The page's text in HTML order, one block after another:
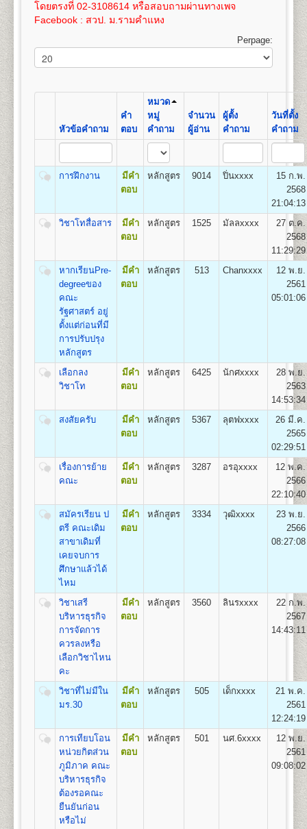
เปิดสอน สาขาภูมิศาสตร์
คณะวิทยาศาสตร์
วิทยาศาสตรบัณฑิต (วท.บ.) Bachelor of
Science (B.S.in…………….)
เปิดสอน14สาขาวิชาคณิตศาสตร์ สถิติศาสตร์ เคมี
ฟิสิกส์ ชีววิทยา วิทยาการคอมพิวเตอร์ การวิจัยดำเนิน
งาน เทคโนโลยีวัสดุ เทคโนโลยีอาหาร เทคโนโลยี
อิเล็กทรอนิกส์ เทคโนโลยีชีวภาพ วิทยาศาสตร์สิ่ง
แวดล้อม เทคโนโลยีการเกษตร และเทคโนโลยี
126 หน่วยกิต
ชื่อปริญญารัฐศาสตรบัณฑิต (ร.บ.) Bachelor of Political
Science (B.Pol.Sc.)
เปิดสอน3กลุ่มวิชาเอก
กลุ่มวิชาเอกการปกครอง (Plan A),
2. กลุ่มวิชาเอกความสัมพันธ์ระหว่างประเทศ (Plan B)
3. และกลุ่มวิชาเอกการบริหารรัฐกิจ (Plan C)
คณะเศรษฐศาสตร์
หน่วยกิต
เศรษฐศาสตรบัณฑิต (ศ.บ.) Bachelor of
เปิดสอน6สาขาเศรษฐศาสตร์ทฤษฎีและเชิงปริมาณ
เศรษฐศาสตร์ธุรกิจและอุตสาหกรรม เศรษฐศาสตร์การ
เงินและการบริหารความเสี่ยง เศรษฐศาสตร์การคลังและ
และเศรษฐศาสตร์การเกษตร
คณะสื่อสารมวลชน
เปิดสอนระดับปริญญาตรี
หน่วยกิต
ชื่อปริญญา ศิลปศาสตรบัณฑิต (สื่อสารมวลชน) ศศ.บ.
(สื่อสารมวลชน) Bachelor of Arts (Mass
Communication) B.A. (Mass Communication)
เปิดสอน1สาขาวิชา
คณะพัฒนาทรัพยากรมนุษย์
หน่วยกิต
ชื่อปริญญา
ศิลปศาสตรบัณฑิต(การพัฒนาทรัพยากร
มนุษย์) ศ.ศ.บ.(การพัฒนาทรัพยากรมนุษย์) Bachelor of
Arts (Human Resourse Development) B.A. (Human
Resourse Development)
เปิดสอน
มนุษย์
100
16 400 800 1,200
3,625
100 3,650
800 1,200
100
1,000 100
3,675
20 500 800 1,200 1,000 100
3,700
21 525 800 1,200
100
1,000 100
3,725
800
3,750
เอกสารตามข้อ ๕-๖ แทรกอยู่ในระเบียบการฯ
(ม.ร.๑) ให้ผู้สมัครกรอกและระบายให้ครบถ้วน เอกสาร
ตามข้อ ๑-๔ ให้ถ่ายเอกสารขนาด A4 หรือถ่ายขนาด
21.5 x 35.3 ซม. เท่านั้น
ขั้นตอนการสมัครรายกระบวนวิชา (PRE-
DEGREE) ด้วยตนเอง
สถานที่รับสมัครอาคารหอประชุมพ่อขุนรามคำ แหง
รายละเอียดแต่ละขั้นตอน๑. ใบสมัครและขึ้นทะ
เบียนฯ (ม.ร.๒) ผู้เข้าศึกษาเป็นรายกระบวนวิชา (PRE -
๒. สำเนาวุฒิบัตรจบระดับ
ชั้นมัธยมศึกษาตอนต้น (ม.๓) ขึ้นไป จำนวน ๒ ฉบับ
(ไม่ให้ใช้สำเนาสมุดพก
๓. สำเนาทะเบียนบ้าน
จำนวน ๒ ฉบับ และสำเนาบัตรประจำตัวประชาชน
จำนวน ๓ ฉบับ
๔. คู่มือกรอกระเบียน
ประวัตินักศึกษาใหม่ (ม.ร.๒๕) สำ หรับแผ่นระบายให้ใส่
ไว้ในคู่มือ ม.ร. ๒๕
๕. เอกสารอื่นๆ(ถ้ามี) กรณี
มีการเปลี่ยนชื่อตัว-นามสกุล ให้เย็บติดคู่กับสำเนาวุฒิบัตร
ทั้ง ๒ ฉบับด้วย
ห้องประชุมใหญ่
อาคารหอประชุม
- ตรวจหลักฐานการสมัค
- ออกเลขรหัสประจำ ตัว
- แนะนำ การติดสติ๊กเกอ
- เลือกกระบวนวิชาลงท
โดยดูกระบวนวิชาชั้นปี
สมัครฯ
*(กรณีผู้ใช้ม.ร.๓๖, ม.ร.
อาคารหอประชุมพ่อขุนรามคำแหง
มหาราช
- ชำระเงินค่าธรรมเนีย
(ดูรายละเอียดหน้า ๑๓
- จัดเก็บซองประวัตินักศึ
เมื่อเสร็จสิ้นขั้นตอนการรับสมัครเป็นนักศึกษาใหม่แล้ว ผู้
สมัครจะได้รับเอกสารกลับไป ดังนี้
๑. ใบเสร็จรับเงินลงทะเบียนนักศึกษาใหม่
๒. ใบนัดรับบัตรประจำ ตัวนักศึกษา
๓. หนังสือปฐมนิเทศนักศึกษา
อัตราค่าธรรมเนียมการศึกษา ค่าลง
ทะเบียนเรียนและค่าบำรุงการศึกษา
1. ค่าลงทะเบียนเรียนเป็นรายหน่วยกิตๆ ละ
2. ค่าบัตรประจำตัวผู้เข้าศึกษา
5. ค่าสมาชิกหนังสือพิมพ์ข่าวรามคำแหง
6. ค่าบำรุงมหาวิทยาลัย ภาคปกติ
ค่าบำรุงมหาวิทยาลัย ภาคฤดูร้อน
7. ค่าใบรับรองผลการศึกษา ชุดละ
และให้ทำการชำระค่าเทียบโอนไว้ก่อน 100 บาท และ
หลังจากผลสอบที่รอเข้าระบบทรานสคริปท์แล้ว ให้ขอ
ทรานสคริปท์และไปดำเนินการเทียบโอนหน่วยกิตใน
ที่ทำการคณะที่ได้สมัครเข้าอีกครั้งหลังจากการรับ
สมัครฯ
ได้โดยคลิกที่นีโดยค่าใช้จ่ายนี้ยังไม่รวมค่าเทียบโอน
หน่วยกิตในกรณีนี้ หน่วยกิตละ 50 บาท(ค่าเทียบโอน
หน่วยกิตสามารถชำระได้ภายหลัง ภายใน 1 ปี นับจากวัน
ที่สมัครฯ)
หากมีข้อสงสัยเพิ่มเติมประการใดๆ ให้สอบถามได้ที่ หน่วย
แนะแนวและประชาสัมพันธ์ (ห้องแนะแนว) อาคาร สวป.
ชั้น 4 โทรศัพท์ 02-310-8614
โดยตรงที่ 02-3108614 หรือสอบถามผ่านทางเพจ
Facebook : สวป. ม.รามคำแหง
Perpage:
หัวข้อคำถาม
คำ
ตอบ
หมวด
หมู่
คำถาม
จำนวน
ผู้อ่าน
ผู้ตั้ง
คำถาม
วันที่ตั้ง
คำถาม
การฝึกงาน
มีคำ
ตอบ
หลักสูตร 9014 ปิ่นxxxx
15 ก.พ.
2568
21:04:13
วิชาโทสื่อสาร
มีคำ
ตอบ
หลักสูตร 1525 มัลลxxxx
27 ต.ค.
2568
11:29:29
หากเรียนPre-
degreeของ
คณะ
รัฐศาสตร์ อยู่
ตั้งแต่ก่อนที่มี
การปรับปรุง
หลักสูตร
มีคำ
ตอบ
หลักสูตร 513 Chanxxxx
12 พ.ย.
2561
05:01:06
เลือกลง
วิชาโท
มีคำ
ตอบ
หลักสูตร 6425 นักศxxxx
28 พ.ย.
2563
14:53:34
สงสัยครับ
มีคำ
ตอบ
หลักสูตร 5367 ลุตฟxxxx
26 มี.ค.
2565
02:29:51
เรื่องการย้าย
คณะ
มีคำ
ตอบ
หลักสูตร 3287 อรอุxxxx
12 พ.ค.
2566
22:10:40
สมัครเรียน ป
ตรี คณะเดิม
สาขาเดิมที่
เคยจบการ
ศึกษาแล้วได้
ไหม
มีคำ
ตอบ
หลักสูตร 3334 วุฒิxxxx
23 พ.ย.
2566
08:27:08
วิชาเสรี
บริหารธุรกิจ
การจัดการ
ควรลงหรือ
เลือกวิชาไหน
คะ
มีคำ
ตอบ
หลักสูตร 3560 ลินรxxxx
22 ก.พ.
2567
14:43:11
วิชาที่ไม่มีใน
มร.30
มีคำ
ตอบ
หลักสูตร 505 เด็กxxxx
21 พ.ค.
2561
12:24:19
การเทียบโอน
หน่วยกิตส่วน
ภูมิภาค คณะ
บริหารธุรกิจ
ต้องรอคณะ
ยืนยันก่อน
หรือไม่
มีคำ
ตอบ
หลักสูตร 501 นศ.6xxxx
12 พ.ย.
2561
09:08:02